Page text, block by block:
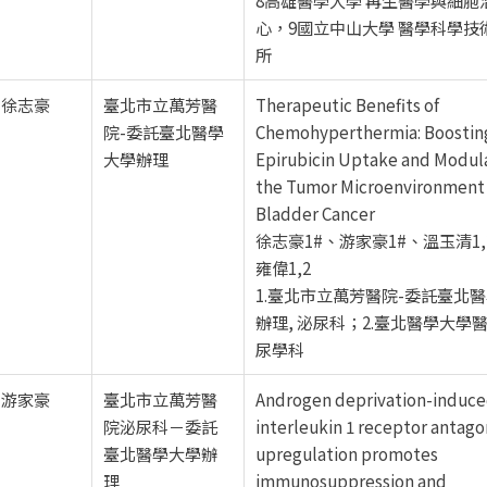
心，9國立中山大學 醫學科學技
所
徐志豪
臺北市立萬芳醫
院-委託臺北醫學
大學辦理
Therapeutic Benefits of
Chemohyperthermia:
Epirubicin Uptake and
the Tumor
Bladder Cancer
徐志豪1#、游家豪1#、溫玉清
雍偉1,2
1.臺北市立萬芳醫院-委託臺北
辦理, 泌尿科；2.臺北醫學大學
尿學科
游家豪
臺北市立萬芳醫
院泌尿科－委託
臺北醫學大學辦
理
Androgen deprivation-
interleukin 1 receptor
upregulation promotes
immunosuppression and